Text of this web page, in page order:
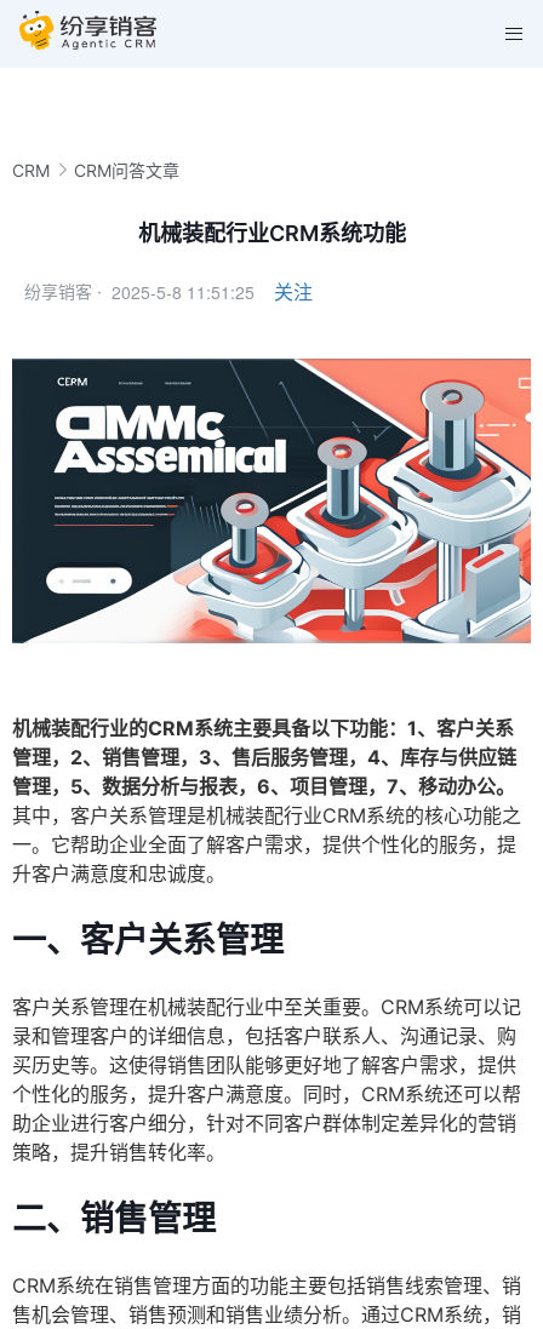
CRM CRM问答文章
机械装配行业CRM系统功能
纷享销客 · 2025-5-8 11:51:25 关注
机械装配行业的CRM系统主要具备以下功能：1、客户关系
管理，2、销售管理，3、售后服务管理，4、库存与供应链
管理，5、数据分析与报表，6、项目管理，7、移动办公。
其中，客户关系管理是机械装配行业CRM系统的核心功能之
一。它帮助企业全面了解客户需求，提供个性化的服务，提
升客户满意度和忠诚度。
一、客户关系管理
客户关系管理在机械装配行业中至关重要。CRM系统可以记
录和管理客户的详细信息，包括客户联系人、沟通记录、购
买历史等。这使得销售团队能够更好地了解客户需求，提供
个性化的服务，提升客户满意度。同时，CRM系统还可以帮
助企业进行客户细分，针对不同客户群体制定差异化的营销
策略，提升销售转化率。
二、销售管理
CRM系统在销售管理方面的功能主要包括销售线索管理、销
售机会管理、销售预测和销售业绩分析。通过CRM系统，销